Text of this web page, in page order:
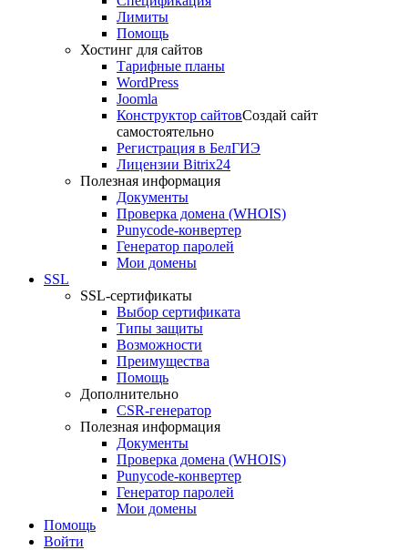
Лимиты
Помощь
Хостинг для сайтов
Тарифные планы
WordPress
Joomla
Конструктор сайтовСоздай сайт
самостоятельно
Регистрация в БелГИЭ
Лицензии Bitrix24
Полезная информация
Документы
Проверка домена (WHOIS)
Punycode-конвертер
Генератор паролей
Мои домены
SSL
SSL-сертификаты
Выбор сертификата
Типы защиты
Возможности
Преимущества
Помощь
Дополнительно
CSR-генератор
Полезная информация
Документы
Проверка домена (WHOIS)
Punycode-конвертер
Генератор паролей
Мои домены
Помощь
Войти